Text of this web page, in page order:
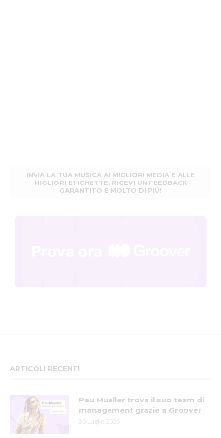
INVIA LA TUA MUSICA AI MIGLIORI MEDIA E ALLE
MIGLIORI ETICHETTE. RICEVI UN FEEDBACK
GARANTITO E MOLTO DI PIÙ!
ARTICOLI RECENTI
Pau Mueller trova il suo team di
management grazie a Groover
30 Luglio 2026